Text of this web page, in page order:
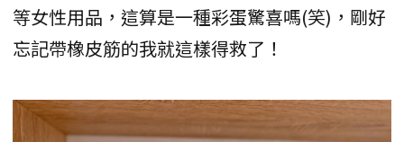
等女性用品，這算是一種彩蛋驚喜嗎(笑)，剛好
忘記帶橡皮筋的我就這樣得救了！